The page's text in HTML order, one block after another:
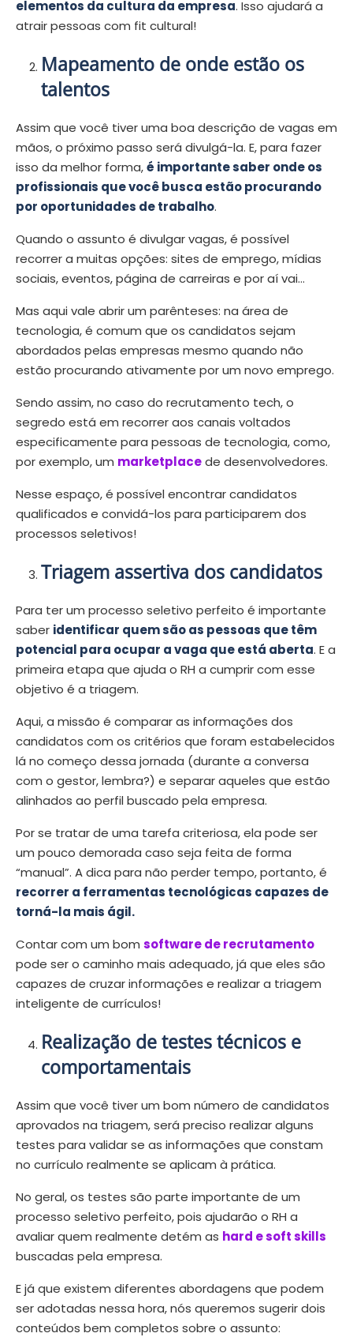
elementos da cultura da empresa. Isso ajudará a
atrair pessoas com fit cultural!
Mapeamento de onde estão os
talentos
Assim que você tiver uma boa descrição de vagas em
mãos, o próximo passo será divulgá-la. E, para fazer
isso da melhor forma,é importante saber onde os
profissionais que você busca estão procurando
por oportunidades de trabalho.
Quando o assunto é divulgar vagas, é possível
recorrer a muitas opções: sites de emprego, mídias
sociais, eventos, página de carreiras e por aí vai…
Mas aqui vale abrir um parênteses: na área de
tecnologia, é comum que os candidatos sejam
abordados pelas empresas mesmo quando não
estão procurando ativamente por um novo emprego.
Sendo assim, no caso do recrutamento tech, o
segredo está em recorrer aos canais voltados
especificamente para pessoas de tecnologia, como,
por exemplo, um marketplacede desenvolvedores.
Nesse espaço, é possível encontrar candidatos
qualificados e convidá-los para participarem dos
processos seletivos!
Triagem assertiva dos candidatos
Para ter um processo seletivo perfeito é importante
saber identificar quem são as pessoas que têm
potencial para ocupar a vaga que está aberta. E a
primeira etapa que ajuda o RH a cumprir com esse
objetivo é a triagem.
Aqui, a missão é comparar as informações dos
candidatos com os critérios que foram estabelecidos
lá no começo dessa jornada (durante a conversa
com o gestor, lembra?) e separar aqueles que estão
alinhados ao perfil buscado pela empresa.
Por se tratar de uma tarefa criteriosa, ela pode ser
um pouco demorada caso seja feita de forma
“manual”. A dica para não perder tempo, portanto, é
recorrer a ferramentas tecnológicas capazes de
torná-la mais ágil.
Contar com um bom software de recrutamento
pode ser o caminho mais adequado, já que eles são
capazes de cruzar informações e realizar a triagem
inteligente de currículos!
Realização de testes técnicos e
comportamentais
Assim que você tiver um bom número de candidatos
aprovados na triagem, será preciso realizar alguns
testes para validar se as informações que constam
no currículo realmente se aplicam à prática.
No geral, os testes são parte importante de um
processo seletivo perfeito, pois ajudarão o RH a
avaliar quem realmente detém as hard e soft skills
buscadas pela empresa.
E já que existem diferentes abordagens que podem
ser adotadas nessa hora, nós queremos sugerir dois
conteúdos bem completos sobre o assunto: